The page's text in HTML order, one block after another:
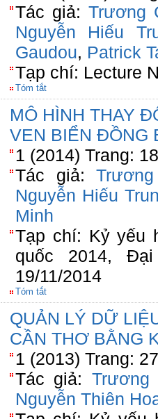
Tác giả: Trương
Nguyễn Hiếu
Gaudou, Patrick
Tạp chí: Lecture
Tóm tắt
MÔ HÌNH THAY
VEN BIỂN ĐỒNG
1 (2014) Trang:
Tác giả:
Nguyễn Hiếu
Minh
Tạp chí: Kỷ yếu
quốc 2014,
19/11/2014
Tóm tắt
QUẢN LÝ DỮ
CẦN THƠ BẰNG
1 (2013) Trang:
Tác giả: Trương
Nguyễn Thiên